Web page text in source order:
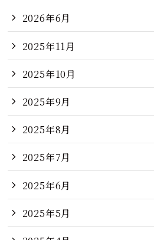
2026年6月
2025年11月
2025年10月
2025年9月
2025年8月
2025年7月
2025年6月
2025年5月